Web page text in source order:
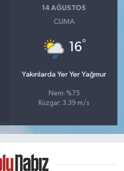
14 AĞUSTOS
CUMA
16°
Yakınlarda Yer Yer Yağmur
Nem: %75
Rüzgar: 3.39 m/s